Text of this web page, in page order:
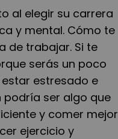
al elegir su carrera
y mental. Cómo te
de trabajar. Si te
serás un poco
estresado e
podría ser algo que
y comer mejor
ejercicio y